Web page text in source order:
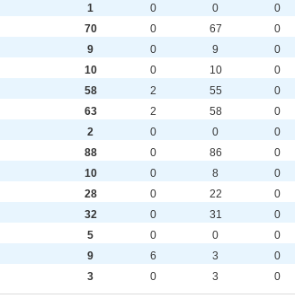
1 0 0 0
70 0 67 0
9 0 9 0
10 0 10 0
58 2 55 0
63 2 58 0
2 0 0 0
88 0 86 0
10 0 8 0
28 0 22 0
32 0 31 0
5 0 0 0
9 6 3 0
3 0 3 0